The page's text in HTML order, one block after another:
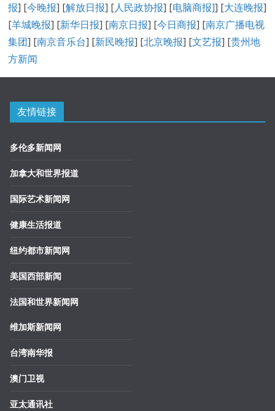
报] [今晚报] [解放日报] [人民政协报] [电脑商报]] [大连晚报]
[羊城晚报] [新华日报] [南京日报] [今日商报] [南京广播电视
集团] [南京音乐台] [新民晚报] [北京晚报] [文艺报] [贵州地
方新闻
友情链接
多伦多新闻网
加拿大和世界报道
国际艺术新闻网
健康生活报道
纽约都市新闻网
美国西部新闻
法国和世界新闻网
维加斯新闻网
台湾南华报
澳门卫视
亚太通讯社